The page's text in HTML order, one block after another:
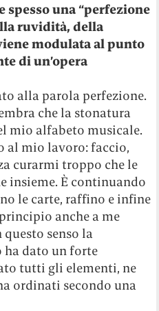
spesso una “perfezione
ruvidità, della
modulata al punto
di un’opera
alla parola perfezione.
che la stonatura
mio alfabeto musicale.
al mio lavoro: faccio,
curarmi troppo che le
insieme. È continuando
le carte, raffino e infine
anche a me
senso la
ha dato un forte
tutti gli elementi, ne
ordinati secondo una